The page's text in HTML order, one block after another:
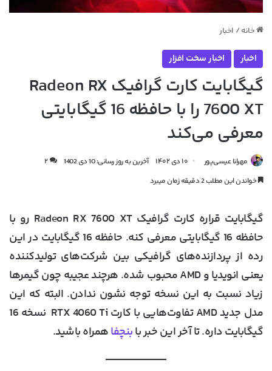
خانه / اخبار
اخبار اخبار سخت افزار
گیگابایت کارت گرافیک Radeon RX
7600 XT را با حافظه 16 گیگابایتی
معرفی می‌کند
مهرانا عیسی‌پور ۱۰ دی ۱۴۰۲ آخرین به روز رسانی: 10 دی 1402
۲
خواندن این مطلب 2 دقیقه زمان میبرد
گیگابایت قراره کارت گرافیک Radeon RX 7600 XT رو با
حافظه 16 گیگابایتی معرفی کنه. حافظه 16 گیگابایت در این
رده از پردازنده‌های گرافیکی بین شرکت‌های تولیدکننده
یعنی انویدیا و AMD محبوب شده. هرچند عجیبه چون گیمرها
زیاد نسبت به این نسخه توجه نشون ندادن. البته که این
مدل جدید AMD تفاوت‌هایی با کارت RTX 4060 Ti نسخه 16
گیگابایت داره. تا آخر این خبر بابنچفاهمراه باشید.